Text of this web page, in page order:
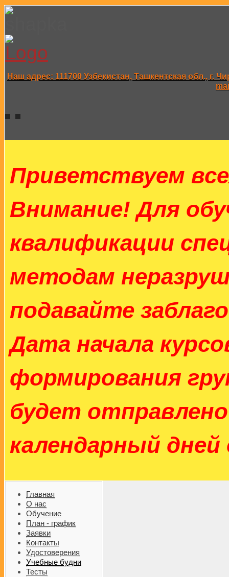
Наш адрес: 111700 Узбекистан, Ташкентская обл., г.
Приветствуем
Внимание! Для
квалификации
методам
подавайте
Дата начала
формирования
будет
календарный дней
Главная
О нас
Обучение
План - график
Заявки
Контакты
Удостоверения
Учебные будни
Тесты